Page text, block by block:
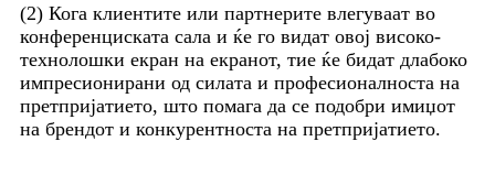
(2) Кога клиентите или партнерите влегуваат во
конференциската сала и ќе го видат овој високо-
технолошки екран на екранот, тие ќе бидат длабоко
импресионирани од силата и професионалноста на
претпријатието, што помага да се подобри имиџот
на брендот и конкурентноста на претпријатието.